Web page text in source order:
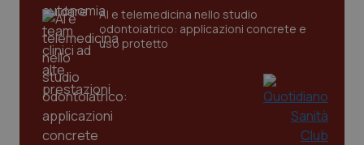
AI e telemedicina nello studio
odontoiatrico: applicazioni concrete e
uso protetto